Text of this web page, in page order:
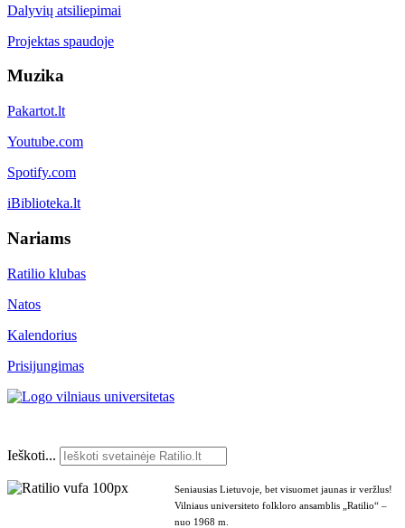
Dalyvių atsiliepimai
Projektas spaudoje
Muzika
Pakartot.lt
Youtube.com
Spotify.com
iBiblioteka.lt
Nariams
Ratilio klubas
Natos
Kalendorius
Prisijungimas
Ieškoti...
Seniausias Lietuvoje, bet visuomet jaunas ir veržlus!
Vilniaus universiteto folkloro ansamblis „Ratilio“ –
nuo 1968 m.